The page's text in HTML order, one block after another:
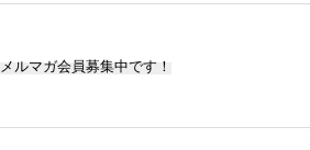
メルマガ会員募集中です！